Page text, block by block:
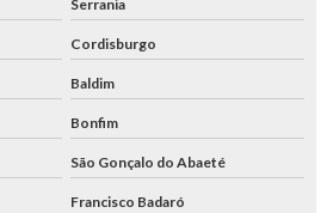
Serrania
Cordisburgo
Baldim
Bonfim
São Gonçalo do Abaeté
Francisco Badaró